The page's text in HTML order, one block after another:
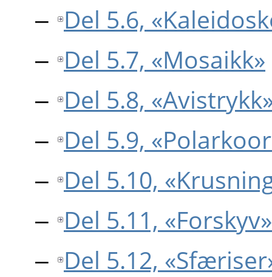
Del 5.6,
Del 5.7, «Mosaikk»
Del 5.8,
Del 5.9,
Del 5.10,
Del 5.11, «Forskyv»
Del 5.12,